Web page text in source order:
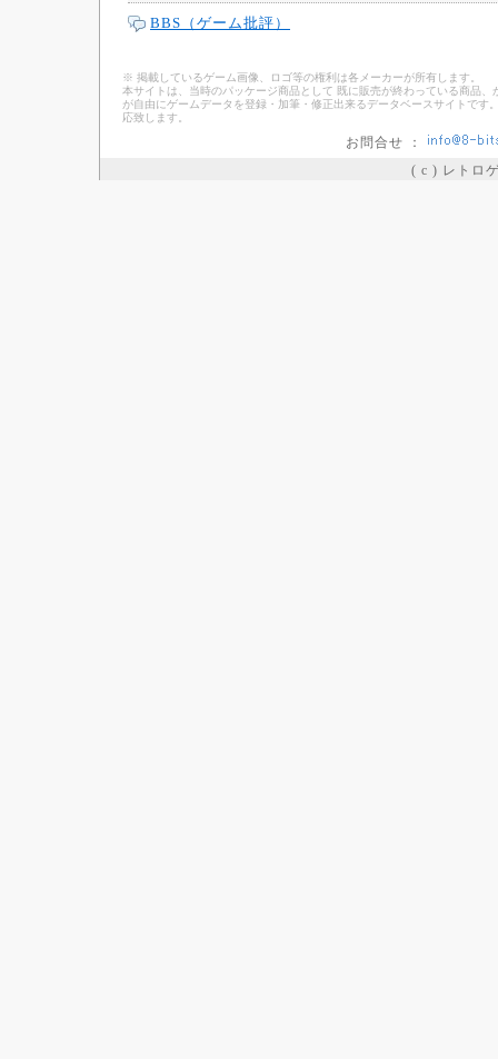
BBS（ゲーム批評）
※ 掲載しているゲーム画像、ロゴ等の権利は各メーカーが所有します。
本サイトは、当時のパッケージ商品として 既に販売が終わっている商品
が自由にゲームデータを登録・加筆・修正出来るデータベースサイトで
応致します。
お問合せ ：
( c ) レトロ